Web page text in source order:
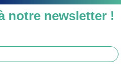
notre newsletter !